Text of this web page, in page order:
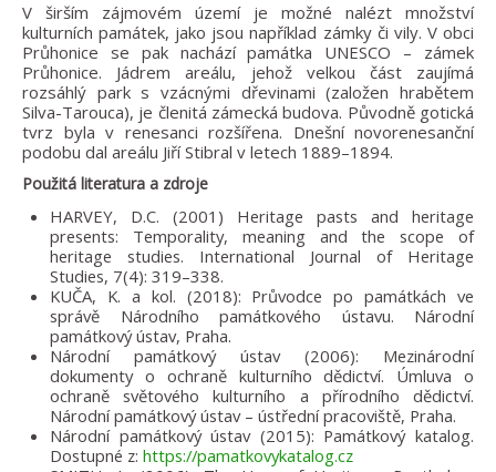
V širším zájmovém území je možné nalézt množství
kulturních památek, jako jsou například zámky či vily. V obci
Průhonice se pak nachází památka UNESCO – zámek
Průhonice. Jádrem areálu, jehož velkou část zaujímá
rozsáhlý park s vzácnými dřevinami (založen hrabětem
Silva-Tarouca), je členitá zámecká budova. Původně gotická
tvrz byla v renesanci rozšířena. Dnešní novorenesanční
podobu dal areálu Jiří Stibral v letech 1889–1894.
Použitá literatura a zdroje
HARVEY, D.C. (2001) Heritage pasts and heritage
presents: Temporality, meaning and the scope of
heritage studies. International Journal of Heritage
Studies, 7(4): 319–338.
KUČA, K. a kol. (2018): Průvodce po památkách ve
správě Národního památkového ústavu. Národní
památkový ústav, Praha.
Národní památkový ústav (2006): Mezinárodní
dokumenty o ochraně kulturního dědictví. Úmluva o
ochraně světového kulturního a přírodního dědictví.
Národní památkový ústav – ústřední pracoviště, Praha.
Národní památkový ústav (2015): Památkový katalog.
Dostupné z: https://pamatkovykatalog.cz